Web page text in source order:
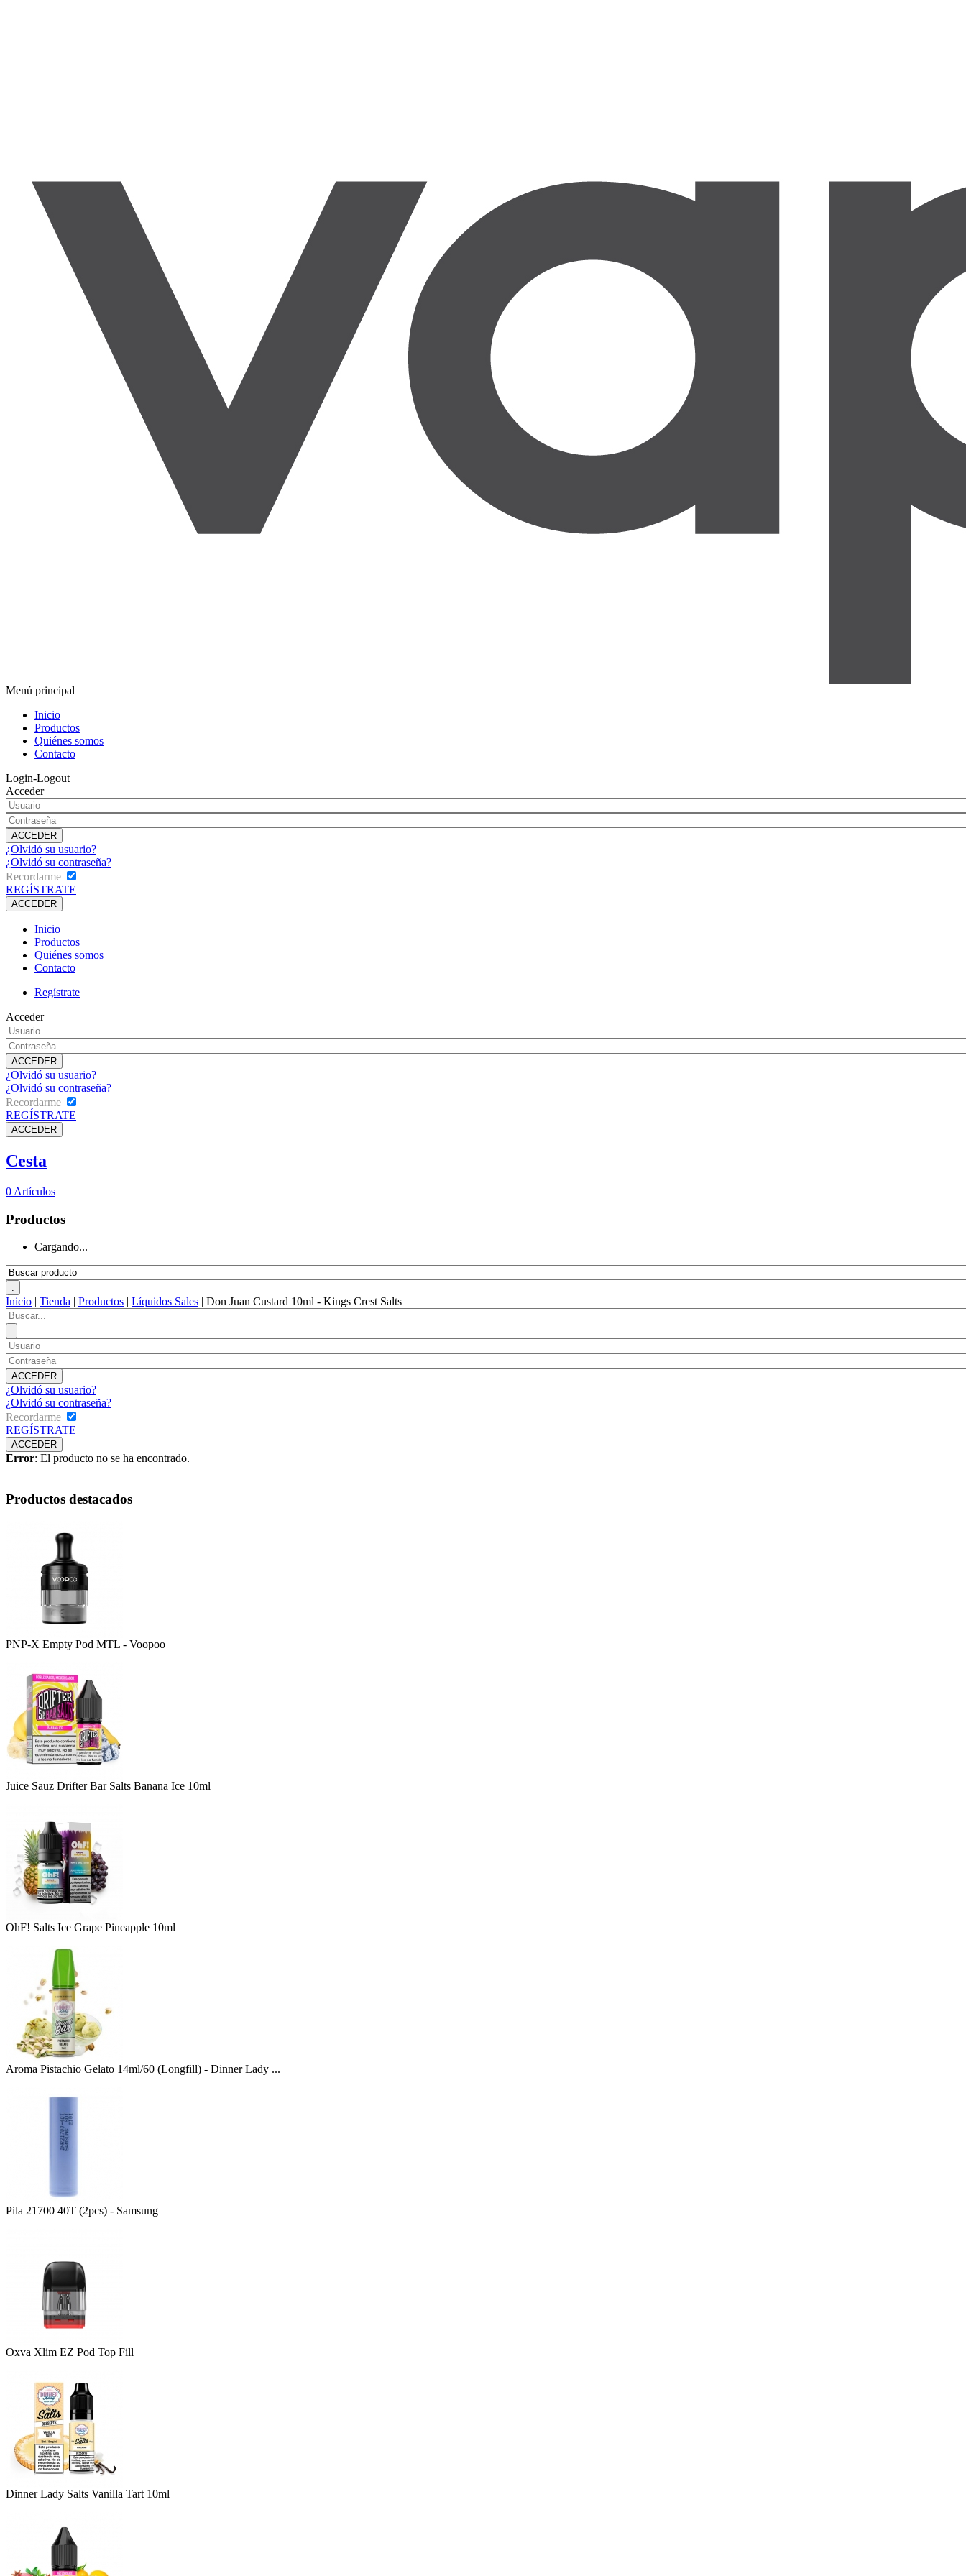
Menú principal
Inicio
Productos
Quiénes somos
Contacto
Login-Logout
Acceder
¿Olvidó su usuario?
¿Olvidó su contraseña?
Recordarme
REGÍSTRATE
Inicio
Productos
Quiénes somos
Contacto
Regístrate
Acceder
¿Olvidó su usuario?
¿Olvidó su contraseña?
Recordarme
REGÍSTRATE
Cesta
0 Artículos
Productos
Cargando...
Inicio | Tienda | Productos | Líquidos Sales | Don Juan Custard 10ml - Kings Crest Salts
¿Olvidó su usuario?
¿Olvidó su contraseña?
Recordarme
REGÍSTRATE
Error: El producto no se ha encontrado.
Productos destacados
PNP-X Empty Pod MTL - Voopoo
Juice Sauz Drifter Bar Salts Banana Ice 10ml
OhF! Salts Ice Grape Pineapple 10ml
Aroma Pistachio Gelato 14ml/60 (Longfill) - Dinner Lady ...
Pila 21700 40T (2pcs) - Samsung
Oxva Xlim EZ Pod Top Fill
Dinner Lady Salts Vanilla Tart 10ml